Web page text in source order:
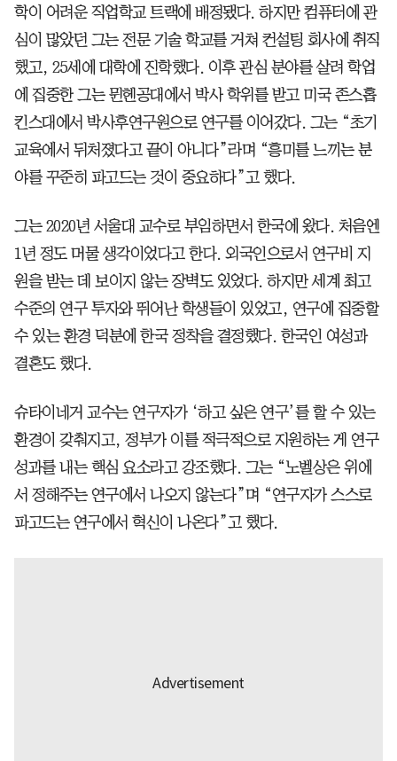
학이 어려운 직업학교 트랙에 배정됐다. 하지만 컴퓨터에 관
심이 많았던 그는 전문 기술 학교를 거쳐 컨설팅 회사에 취직
했고, 25세에 대학에 진학했다. 이후 관심 분야를 살려 학업
에 집중한 그는 뮌헨공대에서 박사 학위를 받고 미국 존스홉
킨스대에서 박사후연구원으로 연구를 이어갔다. 그는 “초기
교육에서 뒤처졌다고 끝이 아니다”라며 “흥미를 느끼는 분
야를 꾸준히 파고드는 것이 중요하다”고 했다.
그는 2020년 서울대 교수로 부임하면서 한국에 왔다. 처음엔
1년 정도 머물 생각이었다고 한다. 외국인으로서 연구비 지
원을 받는 데 보이지 않는 장벽도 있었다. 하지만 세계 최고
수준의 연구 투자와 뛰어난 학생들이 있었고, 연구에 집중할
수 있는 환경 덕분에 한국 정착을 결정했다. 한국인 여성과
결혼도 했다.
슈타이네거 교수는 연구자가 ‘하고 싶은 연구’를 할 수 있는
환경이 갖춰지고, 정부가 이를 적극적으로 지원하는 게 연구
성과를 내는 핵심 요소라고 강조했다. 그는 “노벨상은 위에
서 정해주는 연구에서 나오지 않는다”며 “연구자가 스스로
파고드는 연구에서 혁신이 나온다”고 했다.